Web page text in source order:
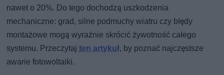
nawet o 20%. Do tego dochodzą uszkodzenia
mechaniczne: grad, silne podmuchy wiatru czy błędy
montażowe mogą wyraźnie skrócić żywotność całego
systemu. Przeczytajten artykuł, by poznać najczęstsze
awarie fotowoltaiki.